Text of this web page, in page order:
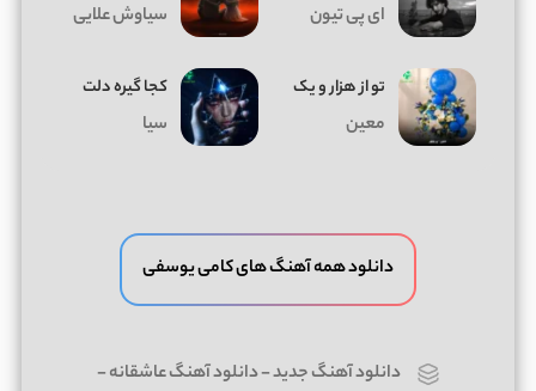
ای پی تیون سیاوش علایی
تو از هزار و یک
معین
کجا گیره دلت
سیا
دانلود همه آهنگ های کامی یوسفی
دانلود آهنگ جدید-دانلود آهنگ عاشقانه-